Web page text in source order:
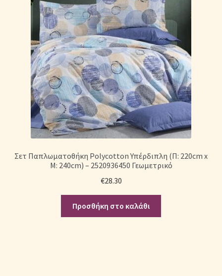
Σετ Παπλωματοθήκη Polycotton Υπέρδιπλη (Π: 220cm x
Μ: 240cm) – 2520936450 Γεωμετρικό
€28.30
Προσθήκη στο καλάθι